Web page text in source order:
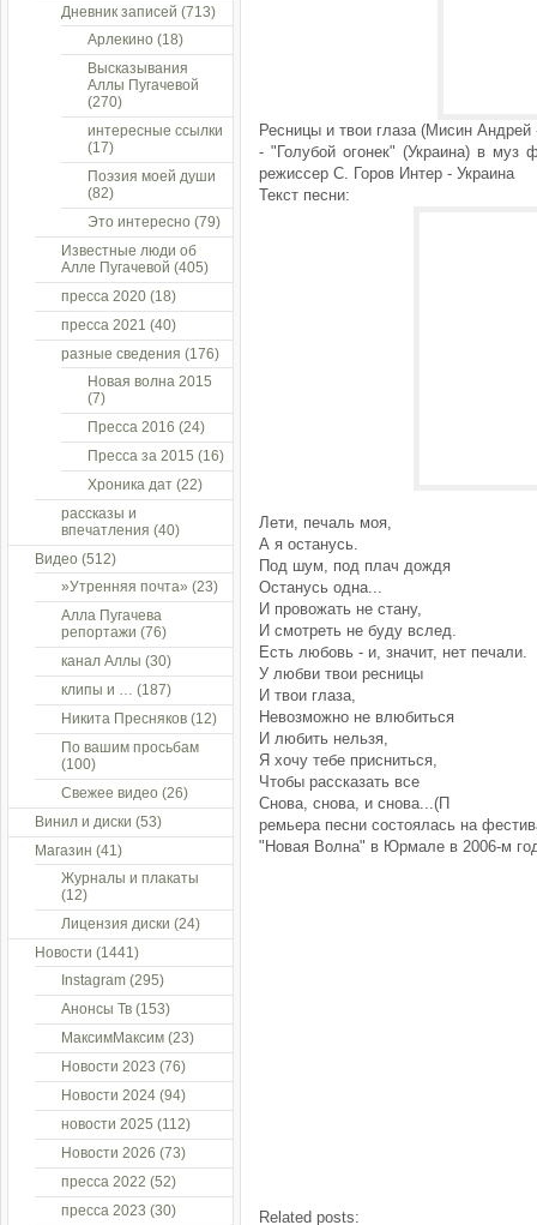
Ресницы и твои глаза (Мисин
- "Голубой огонек" (Украина) в муз
режиссер С. Горов Интер - Украина
Текст песни:
Лети, печаль моя,
А я останусь.
Под шум, под плач дождя
Останусь одна...
И провожать не стану,
И смотреть не буду вслед.
Есть любовь - и, значит, нет печали.
У любви твои ресницы
И твои глаза,
Невозможно не влюбиться
И любить нельзя,
Я хочу тебе присниться,
Чтобы рассказать все
Снова, снова, и снова...(П
ремьера песни состоялась на
"Новая Волна" в Юрмале в 2006-м
Related posts:
Дневник записей (713)
Арлекино (18)
Высказывания
Аллы Пугачевой
(270)
интересные ссылки
(17)
Поэзия моей души
(82)
Это интересно (79)
Известные люди об
Алле Пугачевой (405)
пресса 2020 (18)
пресса 2021 (40)
разные сведения (176)
Новая волна 2015
(7)
Пресса 2016 (24)
Пресса за 2015 (16)
Хроника дат (22)
рассказы и
впечатления (40)
Видео (512)
»Утренняя почта» (23)
Алла Пугачева
репортажи (76)
канал Аллы (30)
клипы и … (187)
Никита Пресняков (12)
По вашим просьбам
(100)
Свежее видео (26)
Винил и диски (53)
Магазин (41)
Журналы и плакаты
(12)
Лицензия диски (24)
Новости (1441)
Instagram (295)
Анонсы Тв (153)
МаксимМаксим (23)
Новости 2023 (76)
Новости 2024 (94)
новости 2025 (112)
Новости 2026 (73)
пресса 2022 (52)
пресса 2023 (30)